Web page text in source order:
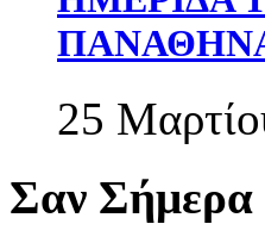
25
Σαν Σήμερα